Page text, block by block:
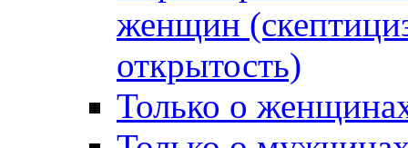
женщин
открытость)
Только о